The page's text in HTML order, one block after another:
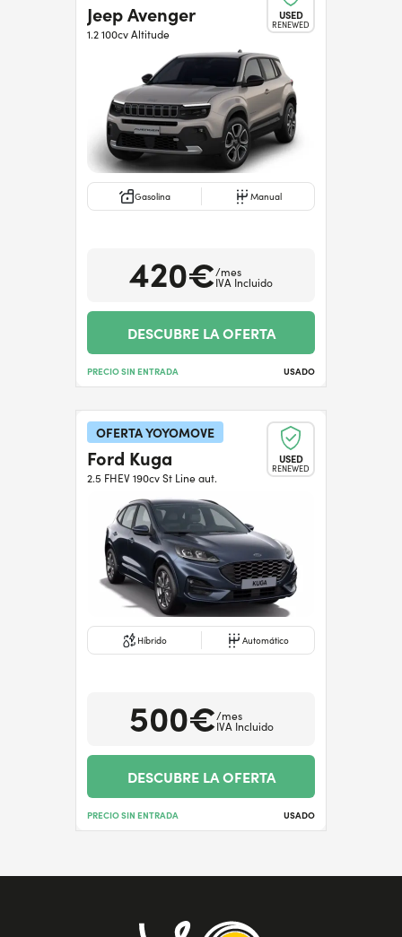
USED
RENEWED
Jeep Avenger
1.2 100cv Altitude
Gasolina Manual
420€/mes
IVA Incluido
DESCUBRE LA OFERTA
PRECIO SIN ENTRADA USADO
OFERTA YOYOMOVE
USED
RENEWED
Ford Kuga
2.5 FHEV 190cv St Line aut.
Híbrido Automático
500€/mes
IVA Incluido
DESCUBRE LA OFERTA
PRECIO SIN ENTRADA USADO